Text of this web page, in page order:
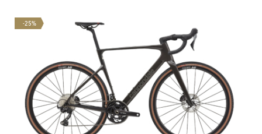
-25%